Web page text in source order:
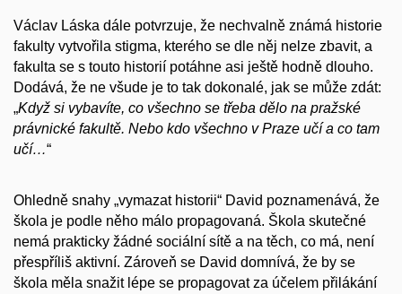
Václav Láska dále potvrzuje, že nechvalně známá historie
fakulty vytvořila stigma, kterého se dle něj nelze zbavit, a
fakulta se s touto historií potáhne asi ještě hodně dlouho.
Dodává, že ne všude je to tak dokonalé, jak se může zdát:
„Když si vybavíte, co všechno se třeba dělo na pražské
právnické fakultě. Nebo kdo všechno v Praze učí a co tam
učí…“
Ohledně snahy „vymazat historii“ David poznamenává, že
škola je podle něho málo propagovaná. Škola skutečné
nemá prakticky žádné sociální sítě a na těch, co má, není
přespříliš aktivní. Zároveň se David domnívá, že by se
škola měla snažit lépe se propagovat za účelem přilákání